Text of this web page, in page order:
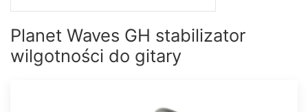
Planet Waves GH stabilizator
wilgotności do gitary